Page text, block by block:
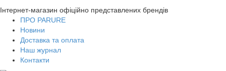
Інтернет-магазин офіційно представлених брендів
ПРО PARURE
Новини
Доставка та оплата
Наш журнал
Контакти